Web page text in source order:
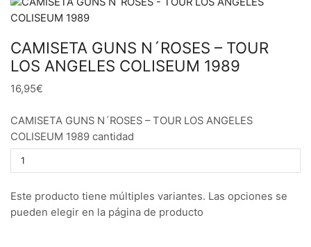
CAMISETA GUNS N´ROSES – TOUR
LOS ANGELES COLISEUM 1989
16,95€
CAMISETA GUNS N´ROSES – TOUR LOS ANGELES
COLISEUM 1989 cantidad
Este producto tiene múltiples variantes. Las opciones se
pueden elegir en la página de producto